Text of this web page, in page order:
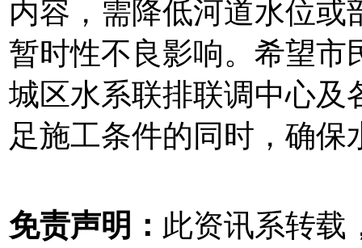
内容，需降低河道水位
暂时性不良影响。希望市
城区水系联排联调中心及
足施工条件的同时，确保
免责声明： 此资讯系转载